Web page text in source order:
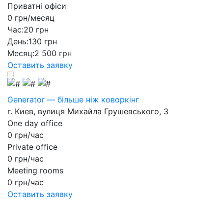
Приватні офіси
0 грн/месяц
Час:20 грн
День:130 грн
Месяц:2 500 грн
Оставить заявку
Generator — більше ніж коворкінг
г. Киев, вулиця Михайла Грушевського, 3
One day office
0 грн/час
Private office
0 грн/час
Meeting rooms
0 грн/час
Оставить заявку